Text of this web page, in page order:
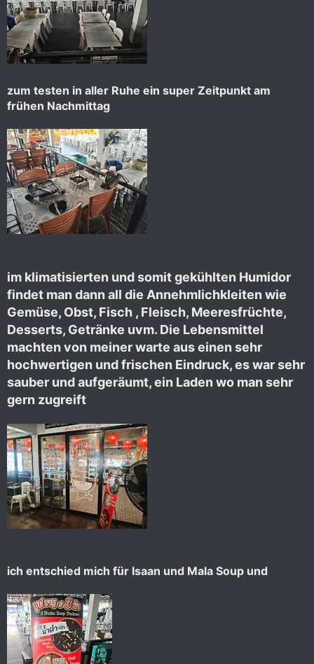
zum testen in aller Ruhe ein super Zeitpunkt am
frühen Nachmittag
im klimatisierten und somit gekühlten Humidor
findet man dann all die Annehmlichkleiten wie
Gemüse, Obst, Fisch , Fleisch, Meeresfrüchte,
Desserts, Getränke uvm. Die Lebensmittel
machten von meiner warte aus einen sehr
hochwertigen und frischen Eindruck, es war sehr
sauber und aufgeräumt, ein Laden wo man sehr
gern zugreift
ich entschied mich für Isaan und Mala Soup und